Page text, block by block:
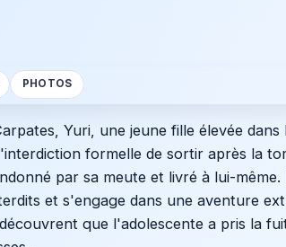
PHOTOS
Yuri, une jeune fille élevée
formelle de sortir après la
par sa meute et livré à lui-
et s'engage dans une aventure
que l'adolescente a pris la